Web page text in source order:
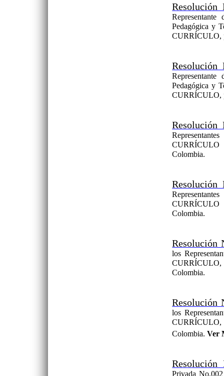
Resolución
Pedagógica y
CURRÍCULO,
Resolución
Pedagógica y
CURRÍCULO,
Resolución
CURRÍCULO
Colombia.
Resolución
CURRÍCULO
Colombia.
Resolución
los
CURRÍCULO,
Colombia.
Resolución
los
CURRÍCULO,
Colombia.Ver
Resolución
Privada